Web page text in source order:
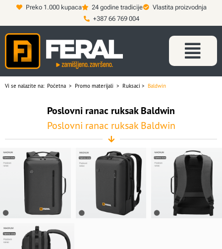
Preko 1.000 kupaca 24 godine tradicije
Vlastita proizvodnja
+387 66 769 004
Vi se nalazite na: Početna > Promo materijali > Ruksaci > Baldwin
Poslovni ranac ruksak Baldwin
Poslovni ranac ruksak Baldwin